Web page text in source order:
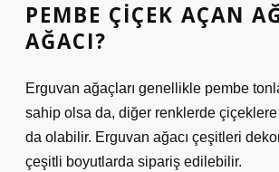
PEMBE ÇIÇEK AÇAN
AĞACI?
Erguvan ağaçları genellikle pembe
sahip olsa da, diğer renklerde
da olabilir. Erguvan ağacı çeşitleri
çeşitli boyutlarda sipariş edilebilir.